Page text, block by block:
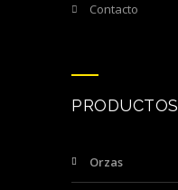
contacto
PRODUCTOS
Orzas